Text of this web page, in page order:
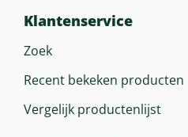
Klantenservice
Zoek
Recent bekeken producten
Vergelijk productenlijst